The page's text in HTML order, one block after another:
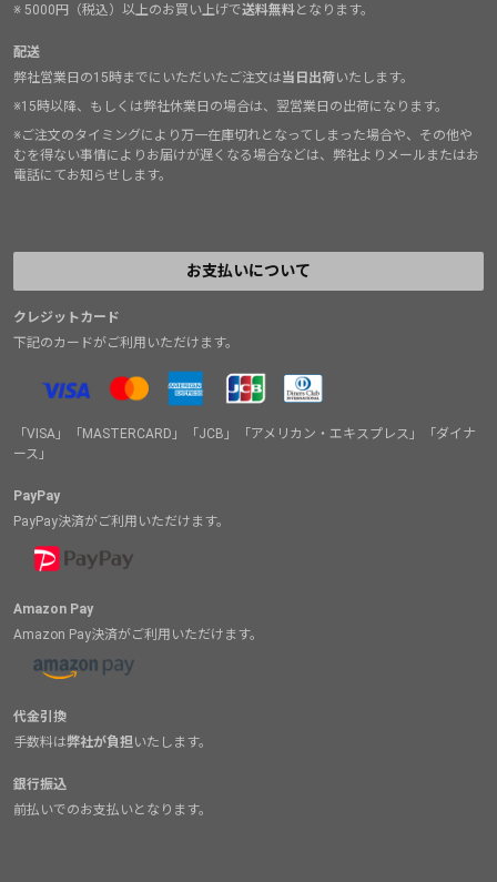
※ 5000円（税込）以上のお買い上げで送料無料となります。
配送
弊社営業日の15時までにいただいたご注文は当日出荷いたします。
※15時以降、もしくは弊社休業日の場合は、翌営業日の出荷になります。
※ご注文のタイミングにより万一在庫切れとなってしまった場合や、その他や
むを得ない事情によりお届けが遅くなる場合などは、弊社よりメールまたはお
電話にてお知らせします。
お支払いについて
クレジットカード
下記のカードがご利用いただけます。
「VISA」「MASTERCARD」「JCB」「アメリカン・エキスプレス」「ダイナ
ース」
PayPay
PayPay決済がご利用いただけます。
Amazon Pay
Amazon Pay決済がご利用いただけます。
代金引換
手数料は弊社が負担 いたします。
銀行振込
前払いでのお支払いとなります。